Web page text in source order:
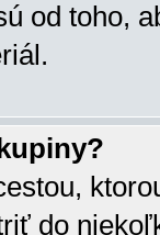
od toho,
do